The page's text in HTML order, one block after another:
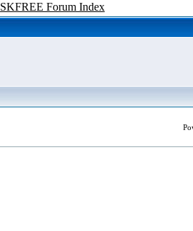
SKFREE Forum Index